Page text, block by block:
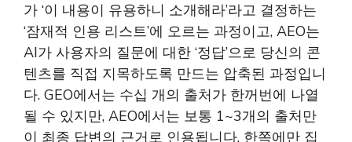
가 ‘이 내용이 유용하니 소개해라’라고 결정하는
‘잠재적 인용 리스트’에 오르는 과정이고, AEO는
AI가 사용자의 질문에 대한 ‘정답’으로 당신의 콘
텐츠를 직접 지목하도록 만드는 압축된 과정입니
다. GEO에서는 수십 개의 출처가 한꺼번에 나열
될 수 있지만, AEO에서는 보통 1~3개의 출처만
이 최종 답변의 근거로 인용됩니다. 한쪽에만 집